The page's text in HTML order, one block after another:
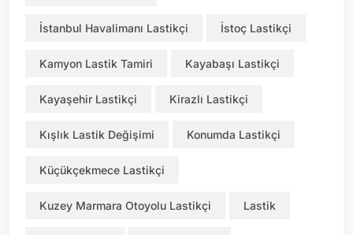
İstanbul Havalimanı Lastikçi İstoç Lastikçi
Kamyon Lastik Tamiri Kayabaşı Lastikçi
Kayaşehir Lastikçi Kirazlı Lastikçi
Kışlık Lastik Değişimi Konumda Lastikçi
Küçükçekmece Lastikçi
Kuzey Marmara Otoyolu Lastikçi Lastik